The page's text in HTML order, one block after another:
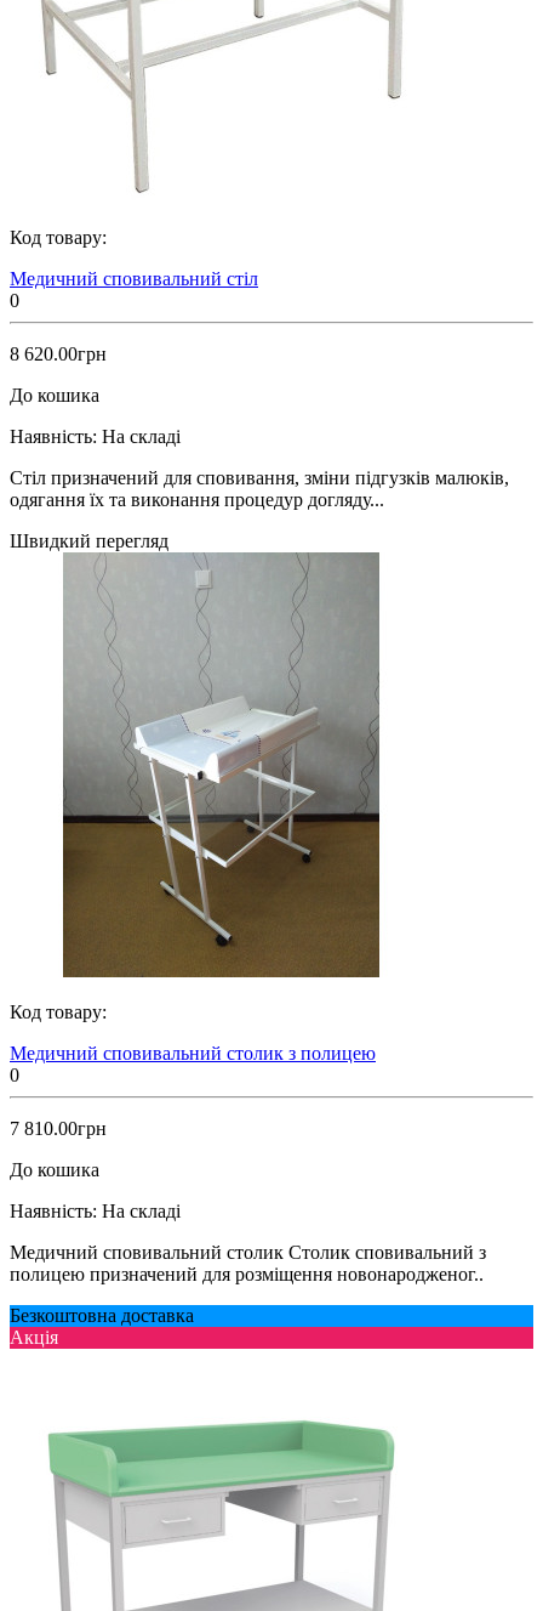
Код товару:
Медичний сповивальний стіл
0
8 620.00грн
До кошика
Наявність: На складі
Стіл призначений для сповивання, зміни підгузків малюків,
одягання їх та виконання процедур догляду...
Швидкий перегляд
Код товару:
Медичний сповивальний столик з полицею
0
7 810.00грн
До кошика
Наявність: На складі
Медичний сповивальний столик Столик сповивальний з
полицею призначений для розміщення новонародженог..
Безкоштовна доставка
Акція